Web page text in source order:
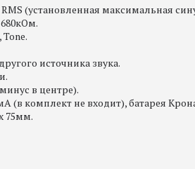
(установленная максимальная
источника звука.
в центре).
(в комплект не входит), батарея
75мм.